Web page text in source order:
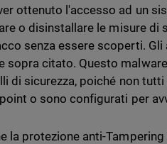
ottenuto l'accesso ad un
o disinstallare le misure di
senza essere scoperti.
sopra citato. Questo
di sicurezza, poiché non
o sono configurati per
la protezione anti-